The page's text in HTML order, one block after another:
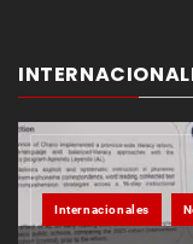
Internacionales